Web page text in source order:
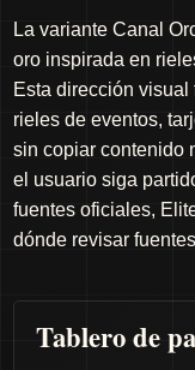
La variante Canal
oro inspirada en
Esta dirección
rieles de eventos,
sin copiar contenido
el usuario siga
fuentes oficiales,
dónde revisar
Tablero de